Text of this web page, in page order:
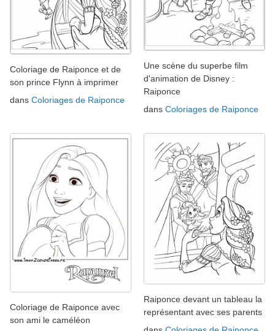
Coloriage de Raiponce et de
son prince Flynn à imprimer
dans Coloriages de Raiponce
Une scène du superbe film
d'animation de Disney :
Raiponce
dans Coloriages de Raiponce
Coloriage de Raiponce avec
son ami le caméléon
Raiponce devant un tableau la
représentant avec ses parents